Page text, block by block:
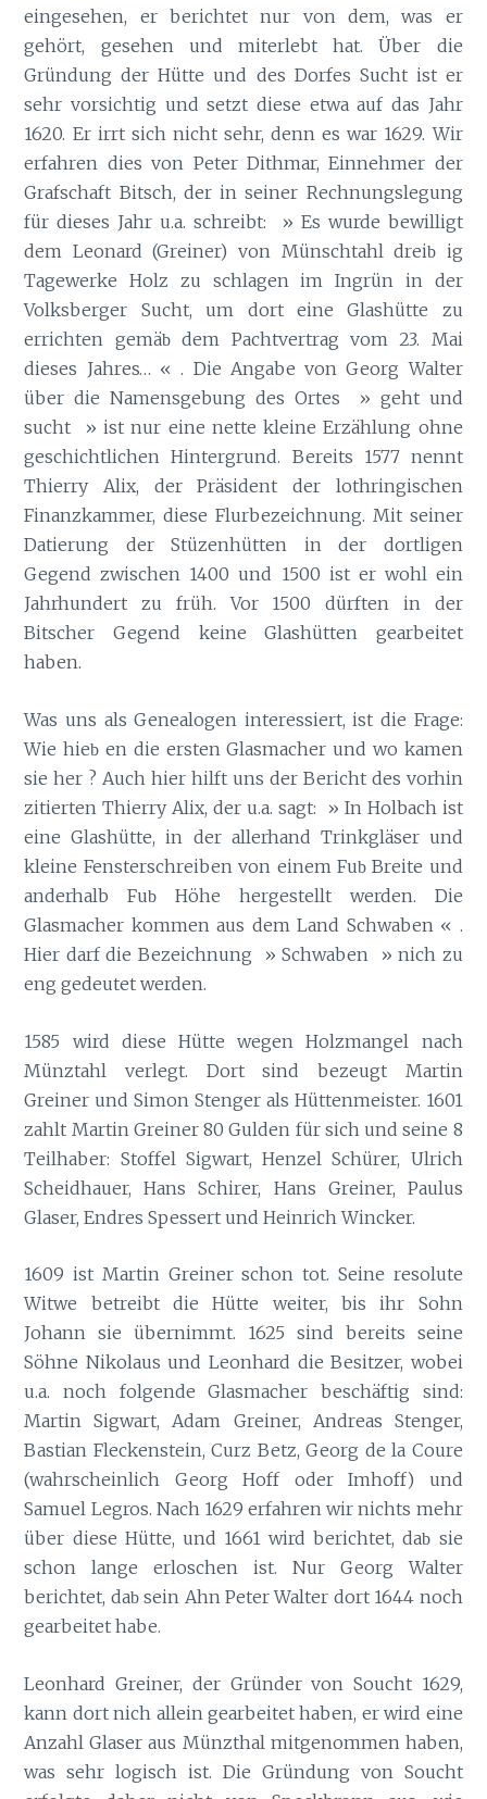
eingesehen, er berichtet nur von dem, was er
gehört, gesehen und miterlebt hat. Über die
Gründung der Hütte und des Dorfes Sucht ist er
sehr vorsichtig und setzt diese etwa auf das Jahr
1620. Er irrt sich nicht sehr, denn es war 1629. Wir
erfahren dies von Peter Dithmar, Einnehmer der
Grafschaft Bitsch, der in seiner Rechnungslegung
für dieses Jahr u.a. schreibt: » Es wurde bewilligt
dem Leonard (Greiner) von Münschtahl dreib ig
Tagewerke Holz zu schlagen im Ingrün in der
Volksberger Sucht, um dort eine Glashütte zu
errichten gemäbdem Pachtvertrag vom 23. Mai
dieses Jahres… « . Die Angabe von Georg Walter
über die Namensgebung des Ortes » geht und
sucht » ist nur eine nette kleine Erzählung ohne
geschichtlichen Hintergrund. Bereits 1577 nennt
Thierry Alix, der Präsident der lothringischen
Finanzkammer, diese Flurbezeichnung. Mit seiner
Datierung der Stüzenhütten in der dortligen
Gegend zwischen 1400 und 1500 ist er wohl ein
Jahrhundert zu früh. Vor 1500 dürften in der
Bitscher Gegend keine Glashütten gearbeitet
haben.
Was uns als Genealogen interessiert, ist die Frage:
Wie hieb en die ersten Glasmacher und wo kamen
sie her ? Auch hier hilft uns der Bericht des vorhin
zitierten Thierry Alix, der u.a. sagt: » In Holbach ist
eine Glashütte, in der allerhand Trinkgläser und
kleine Fensterschreiben von einem FubBreite und
anderhalb Fub
Höhe hergestellt werden. Die
Glasmacher kommen aus dem Land Schwaben « .
Hier darf die Bezeichnung » Schwaben » nich zu
eng gedeutet werden.
1585 wird diese Hütte wegen Holzmangel nach
Münztahl verlegt. Dort sind bezeugt Martin
Greiner und Simon Stenger als Hüttenmeister. 1601
zahlt Martin Greiner 80 Gulden für sich und seine 8
Teilhaber: Stoffel Sigwart, Henzel Schürer, Ulrich
Scheidhauer, Hans Schirer, Hans Greiner, Paulus
Glaser, Endres Spessert und Heinrich Wincker.
1609 ist Martin Greiner schon tot. Seine resolute
Witwe betreibt die Hütte weiter, bis ihr Sohn
Johann sie übernimmt. 1625 sind bereits seine
Söhne Nikolaus und Leonhard die Besitzer, wobei
u.a. noch folgende Glasmacher beschäftig sind:
Martin Sigwart, Adam Greiner, Andreas Stenger,
Bastian Fleckenstein, Curz Betz, Georg de la Coure
(wahrscheinlich Georg Hoff oder Imhoff) und
Samuel Legros. Nach 1629 erfahren wir nichts mehr
über diese Hütte, und 1661 wird berichtet, dab sie
schon lange erloschen ist. Nur Georg Walter
berichtet, dabsein Ahn Peter Walter dort 1644 noch
gearbeitet habe.
Leonhard Greiner, der Gründer von Soucht 1629,
kann dort nich allein gearbeitet haben, er wird eine
Anzahl Glaser aus Münzthal mitgenommen haben,
was sehr logisch ist. Die Gründung von Soucht